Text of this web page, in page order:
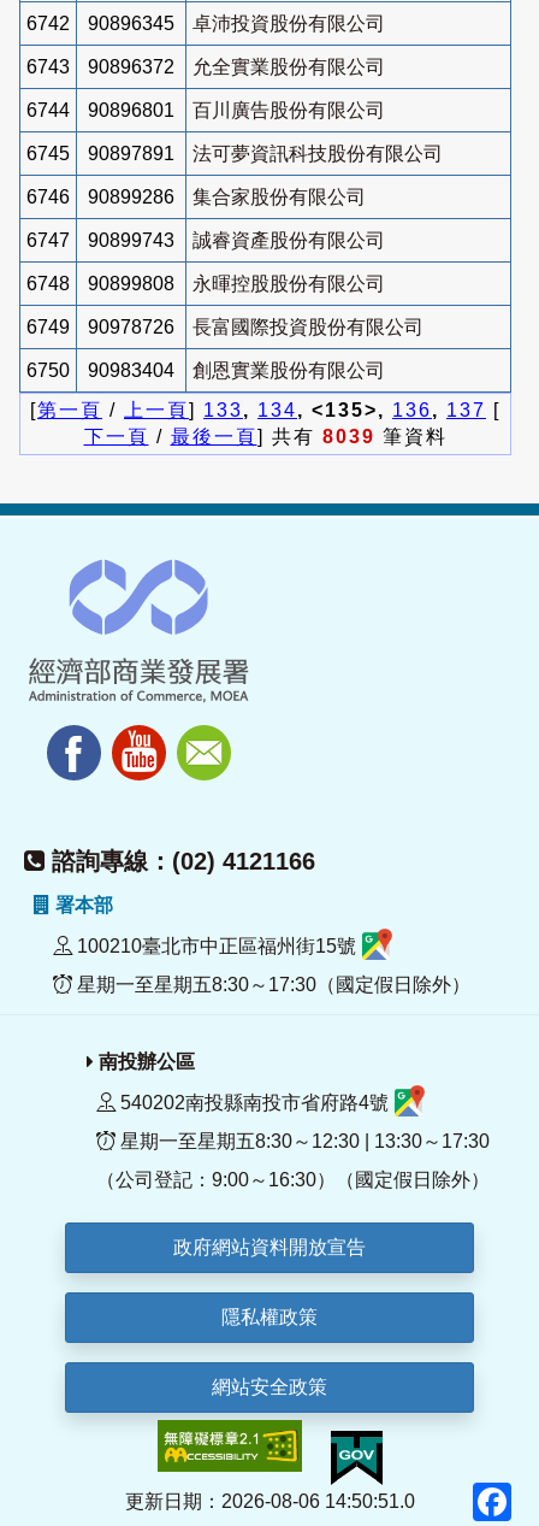
6742 90896345 卓沛投資股份有限公司
6743 90896372 允全實業股份有限公司
6744 90896801 百川廣告股份有限公司
6745 90897891 法可夢資訊科技股份有限公司
6746 90899286 集合家股份有限公司
6747 90899743 誠睿資產股份有限公司
6748 90899808 永暉控股股份有限公司
6749 90978726 長富國際投資股份有限公司
6750 90983404
創恩實業股份有限公司
[第一頁 / 上一頁] 133, 134, <135>, 136, 137 [
下一頁 / 最後一頁] 共有 8039 筆資料
諮詢專線：(02) 4121166
署本部
100210臺北市中正區福州街15號
星期一至星期五8:30～17:30（國定假日除外）
南投辦公區
540202南投縣南投市省府路4號
星期一至星期五8:30～12:30 | 13:30～17:30
（公司登記：9:00～16:30）（國定假日除外）
政府網站資料開放宣告
隱私權政策
網站安全政策
更新日期：2026-08-06 14:50:51.0